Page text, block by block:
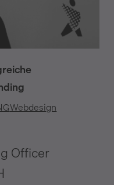
Webdesign
Officer